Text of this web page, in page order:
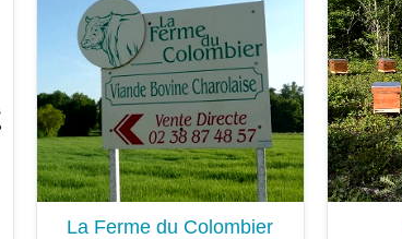
Dégustation
La Ferme du Colombier